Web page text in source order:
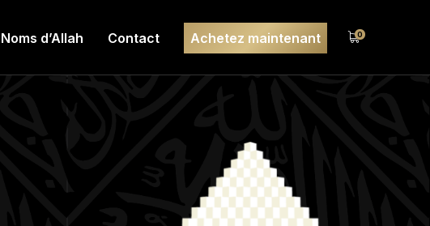
d’Allah Contact Achetez maintenant 0